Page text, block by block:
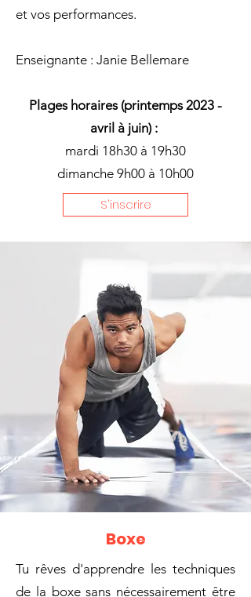
et vos performances.
Enseignante : Janie Bellemare
Plages horaires (printemps 2023 -
avril à juin) :
mardi 18h30 à 19h30
dimanche 9h00 à 10h00
S'inscrire
Boxe
Tu rêves d'apprendre les techniques
de la boxe sans nécessairement être